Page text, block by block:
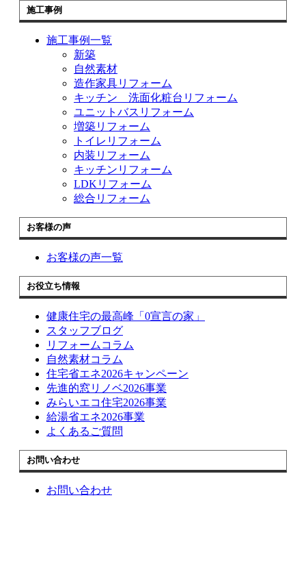
施工事例
施工事例一覧
新築
自然素材
造作家具リフォーム
キッチン 洗面化粧台リフォーム
ユニットバスリフォーム
増築リフォーム
トイレリフォーム
内装リフォーム
キッチンリフォーム
LDKリフォーム
総合リフォーム
お客様の声
お客様の声一覧
お役立ち情報
健康住宅の最高峰「0宣言の家」
スタッフブログ
リフォームコラム
自然素材コラム
住宅省エネ2026キャンペーン
先進的窓リノベ2026事業
みらいエコ住宅2026事業
給湯省エネ2026事業
よくあるご質問
お問い合わせ
お問い合わせ